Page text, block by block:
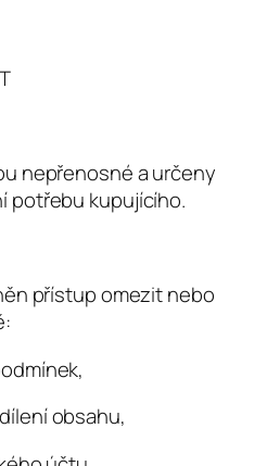
nepřenosné a určeny
potřebu kupujícího.
přístup omezit nebo
obsahu,